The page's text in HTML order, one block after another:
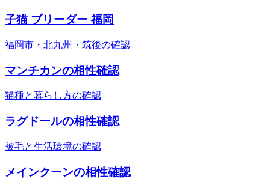
子猫 ブリーダー 福岡
福岡市・北九州・筑後の確認
マンチカンの相性確認
猫種と暮らし方の確認
ラグドールの相性確認
被毛と生活環境の確認
メインクーンの相性確認